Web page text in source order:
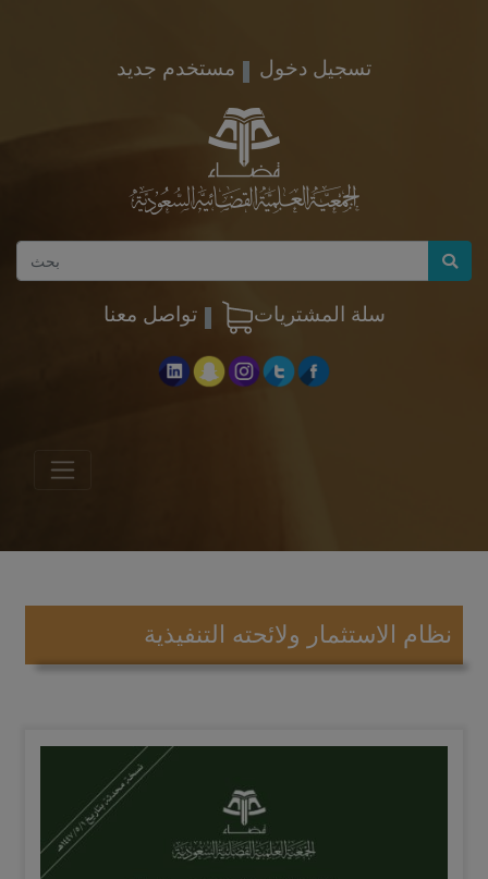
مستخدم جديد تسجيل دخول
تواصل معنا سلة المشتريات
نظام الاستثمار ولائحته التنفيذية